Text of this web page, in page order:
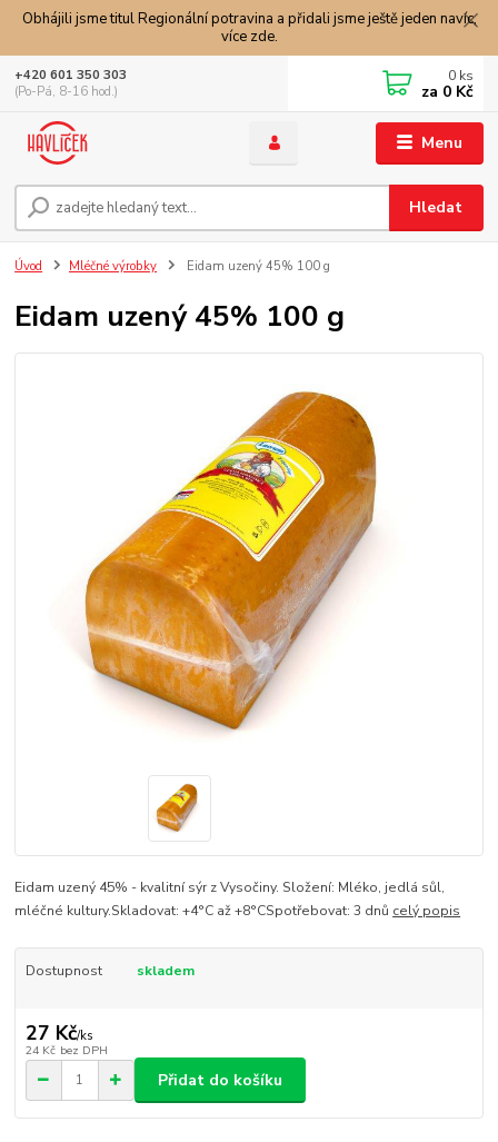
Obhájili jsme titul Regionální potravina a přidali jsme ještě jeden navíc,
více zde.
Menu
Hledat
+420 601 350 303
(Po-Pá, 8-16 hod.)
0 ks
za 0 Kč
Úvod Mléčné výrobky Eidam uzený 45% 100 g
Eidam uzený 45% 100 g
Eidam uzený 45% - kvalitní sýr z Vysočiny. Složení: Mléko, jedlá sůl,
mléčné kultury.Skladovat: +4°C až +8°CSpotřebovat: 3 dnů celý popis
Dostupnost skladem
27 Kč/ks
24 Kč bez DPH
Přidat do košíku